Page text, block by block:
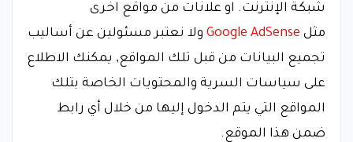
شبكة الإنترنت. او علانات من مواقع اخرى
مثل Google AdSense ولا نعتبر مسئولين عن أساليب
تجميع البيانات من قبل تلك المواقع, يمكنك الاطلاع
على سياسات السرية والمحتويات الخاصة بتلك
المواقع التي يتم الدخول إليها من خلال أي رابط
ضمن هذا الموقع.